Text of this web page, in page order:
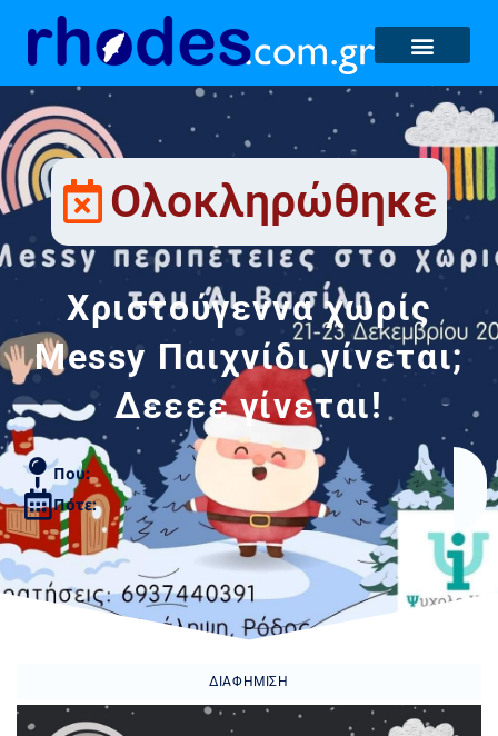
Ολοκληρώθηκε
Χριστούγεννα χωρίς
Messy Παιχνίδι γίνεται;
Δεεεε γίνεται!
Που:
Πότε:
ΔΙΑΦΉΜΙΣΗ